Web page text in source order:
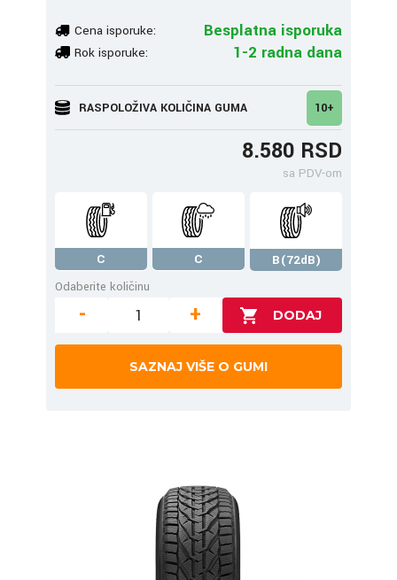
Cena isporuke: Besplatna isporuka
Rok isporuke: 1-2 radna dana
RASPOLOŽIVA KOLIČINA GUMA 10+
8.580 RSD
sa PDV-om
C C
B(72dB)
Odaberite količinu
- +
SAZNAJ VIŠE O GUMI